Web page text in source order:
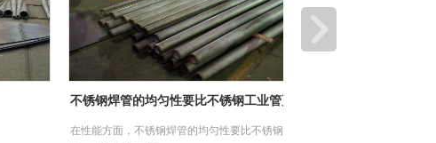
不锈钢焊管的均匀性要比不锈钢工业管更好些
在性能方面，不锈钢焊管的均匀性要比不锈钢工业管更好